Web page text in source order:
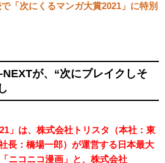
「次にくるマンガ大賞2021」に特別
が、“次にブレイクしそ
」は、株式会社トリスタ（本社：東
長：橋場一郎）が運営する日本最大
ニコニコ漫画」と、株式会社